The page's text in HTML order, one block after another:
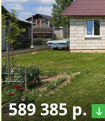
589 385 р.